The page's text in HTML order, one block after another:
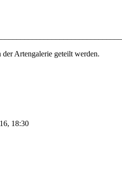
Artengalerie geteilt werden.
18:30